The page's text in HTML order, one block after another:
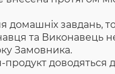
домашніх завдань,
та Виконавець не
Замовника.
доводяться